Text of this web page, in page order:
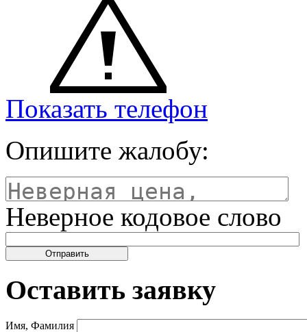
Показать телефон
Опишите жалобу:
Неверное кодовое слово
Оставить заявку
Имя, Фамилия